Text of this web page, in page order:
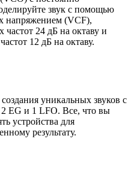
звук с помощью
напряжением (VCF),
24 дБ на октаву и
12 дБ на октаву.
уникальных звуков с
EG и 1 LFO. Все, что вы
устройства для
результату.